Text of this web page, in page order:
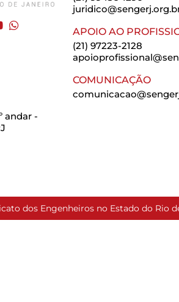
andar -
APOIO AO
(21) 97223-2128
COMUNICAÇÃO
dos Engenheiros no Estado do Rio